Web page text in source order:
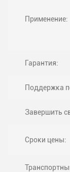
Применение:
Гарантия:
Поддержка
Завершить
Сроки цены: